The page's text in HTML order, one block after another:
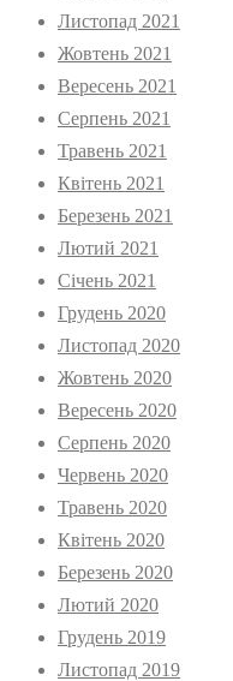
Листопад 2021
Жовтень 2021
Вересень 2021
Серпень 2021
Травень 2021
Квітень 2021
Березень 2021
Лютий 2021
Січень 2021
Грудень 2020
Листопад 2020
Жовтень 2020
Вересень 2020
Серпень 2020
Червень 2020
Травень 2020
Квітень 2020
Березень 2020
Лютий 2020
Грудень 2019
Листопад 2019